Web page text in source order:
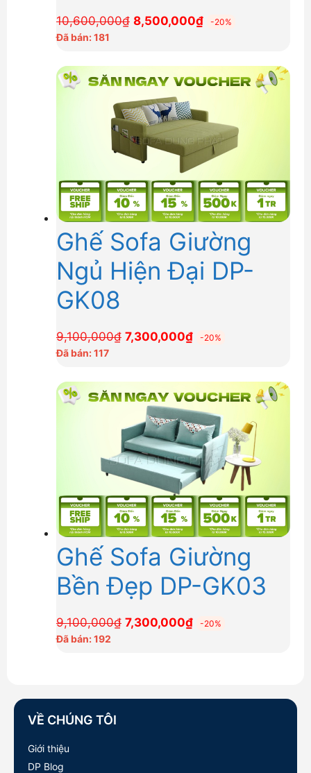
10,600,000₫ Giá
8,500,000₫Giá
8,500,000₫.
-20%
Đã bán: 181
Ghế Sofa Giường
Ngủ Hiện Đại DP-
GK08
9,100,000₫ Giá
7,300,000₫Giá
7,300,000₫.
-20%
Đã bán: 117
Ghế Sofa Giường
Bền Đẹp DP-GK03
9,100,000₫ Giá
7,300,000₫Giá
-20%
Đã bán: 192
VỀ CHÚNG TÔI
Giới thiệu
DP Blog